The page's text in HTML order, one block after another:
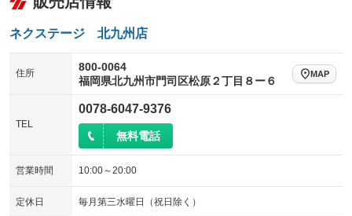
ネクステージ 北九州店
住所
800-0064
福岡県北九州市門司区松原２丁目８ー６
MAP
TEL
0078-6047-9376
無料電話
営業時間 10:00～20:00
定休日 毎月第三水曜日（祝日除く）